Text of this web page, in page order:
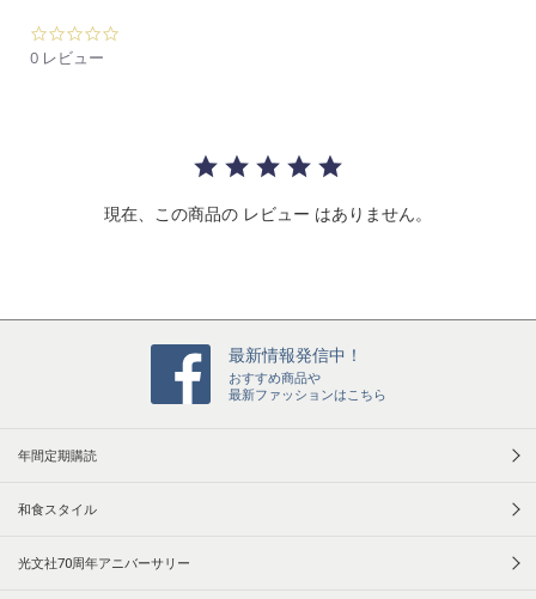
i
0 レビュー
現在、この商品の レビュー はありません。
最新情報発信中！
おすすめ商品や
最新ファッションはこちら
年間定期購読
和食スタイル
光文社70周年アニバーサリー